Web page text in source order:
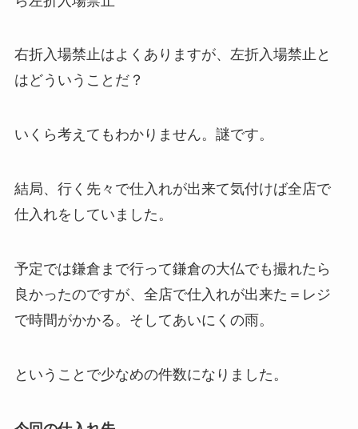
右折入場禁止はよくありますが、左折入場禁止と
はどういうことだ？
いくら考えてもわかりません。謎です。
結局、行く先々で仕入れが出来て気付けば全店で
仕入れをしていました。
予定では鎌倉まで行って鎌倉の大仏でも撮れたら
良かったのですが、全店で仕入れが出来た＝レジ
で時間がかかる。そしてあいにくの雨。
ということで少なめの件数になりました。